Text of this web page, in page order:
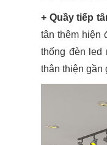
+ Quầy tiếp
tân thêm hiện
thống đèn led
thân thiện gần